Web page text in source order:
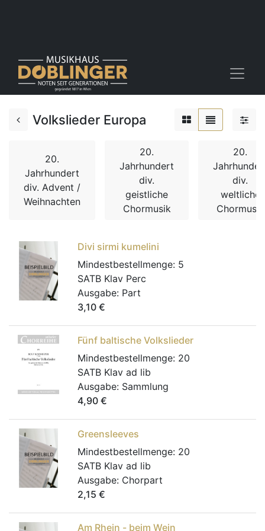
Volkslieder Europa
20.
Jahrhundert
div. Advent /
Weihnachten
20.
Jahrhundert
div.
geistliche
Chormusik
20.
div.
weltliche
Chormusik
Divi sirmi kumelini
Mindestbestellmenge: 5
SATB Klav Perc
Ausgabe: Part
3,10 €
Fünf baltische Volkslieder
Mindestbestellmenge: 20
SATB Klav ad lib
Ausgabe: Sammlung
4,90 €
Greensleeves
Mindestbestellmenge: 20
SATB Klav ad lib
Ausgabe: Chorpart
2,15 €
Am Rhein - beim Wein